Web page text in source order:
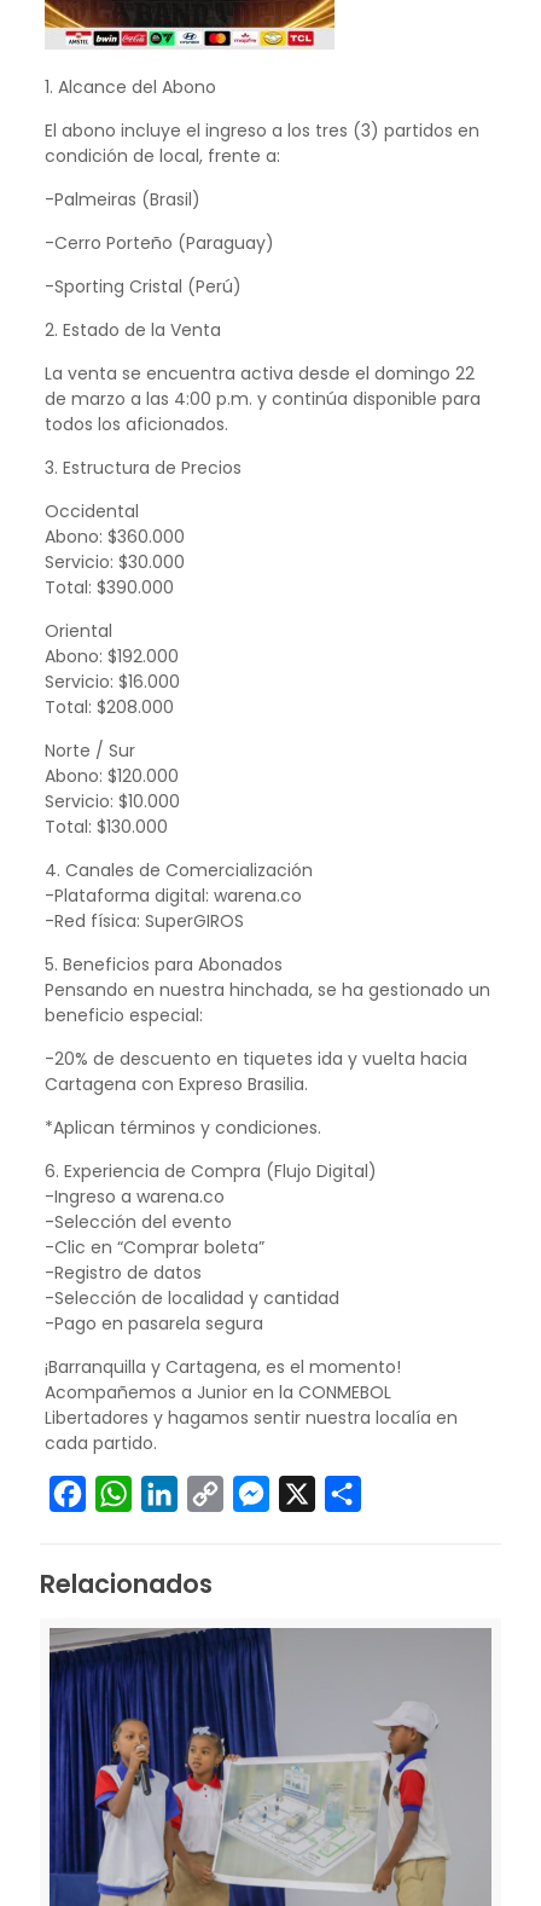
1. Alcance del Abono
El abono incluye el ingreso a los tres (3) partidos en
condición de local, frente a:
-Palmeiras (Brasil)
-Cerro Porteño (Paraguay)
-Sporting Cristal (Perú)
2. Estado de la Venta
La venta se encuentra activa desde el domingo 22
de marzo a las 4:00 p.m. y continúa disponible para
todos los aficionados.
3. Estructura de Precios
Occidental
Abono: $360.000
Servicio: $30.000
Total: $390.000
Oriental
Abono: $192.000
Servicio: $16.000
Total: $208.000
Norte / Sur
Abono: $120.000
Servicio: $10.000
Total: $130.000
4. Canales de Comercialización
-Plataforma digital: warena.co
-Red física: SuperGIROS
5. Beneficios para Abonados
Pensando en nuestra hinchada, se ha gestionado un
beneficio especial:
-20% de descuento en tiquetes ida y vuelta hacia
Cartagena con Expreso Brasilia.
*Aplican términos y condiciones.
6. Experiencia de Compra (Flujo Digital)
-Ingreso a warena.co
-Selección del evento
-Clic en “Comprar boleta”
-Registro de datos
-Selección de localidad y cantidad
-Pago en pasarela segura
¡Barranquilla y Cartagena, es el momento!
Acompañemos a Junior en la CONMEBOL
Libertadores y hagamos sentir nuestra localía en
cada partido.
FacebookWhatsAppLinkedIn
Copy
Messenger
Relacionados